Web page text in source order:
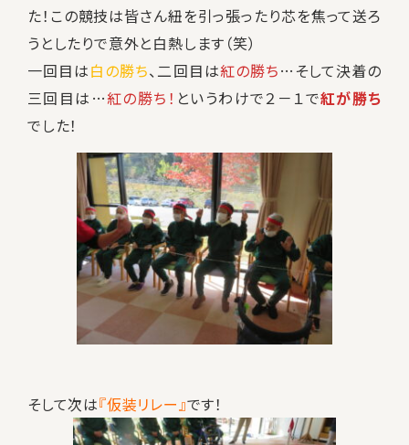
た！この競技は皆さん紐を引っ張ったり芯を焦って送ろ
うとしたりで意外と白熱します（笑）
一回目は白の勝ち、二回目は紅の勝ち…そして決着の
三回目は…紅の勝ち！ というわけで２－１で紅が勝ち
でした！
そして次は『仮装リレー』です！